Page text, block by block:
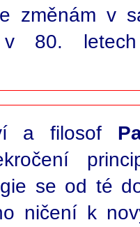
změnám v
v 80.
a filosof
se od té
ničení k